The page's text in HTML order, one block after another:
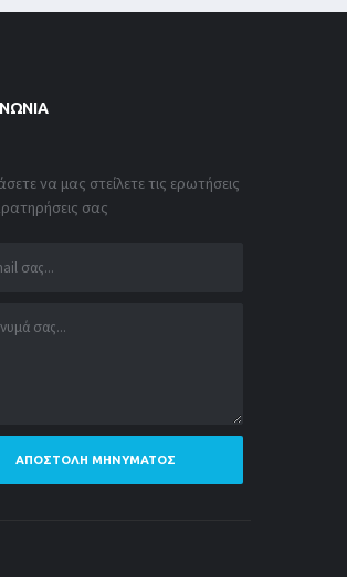
να μας στείλετε τις ερωτήσεις
σας
ΑΠΟΣΤΟΛΉ ΜΗΝΎΜΑΤΟΣ